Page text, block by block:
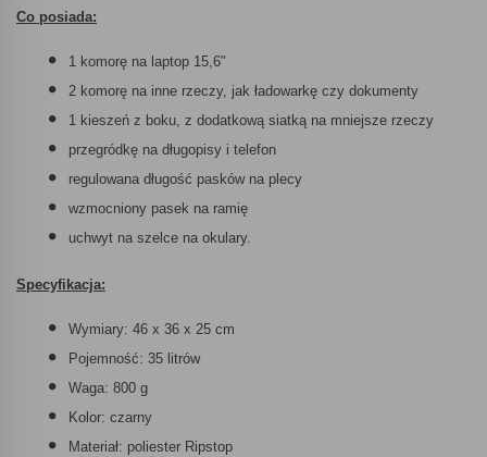
Co posiada:
1 komorę na laptop 15,6"
2 komorę na inne rzeczy, jak ładowarkę czy dokumenty
1 kieszeń z boku, z dodatkową siatką na mniejsze rzeczy
przegródkę na długopisy i telefon
regulowana długość pasków na plecy
wzmocniony pasek na ramię
uchwyt na szelce na okulary.
Specyfikacja:
Wymiary: 46 x 36 x 25 cm
Pojemność: 35 litrów
Waga: 800 g
Kolor: czarny
Materiał: poliester Ripstop